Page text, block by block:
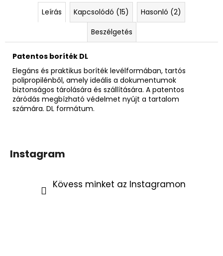
Leírás Kapcsolódó (15)
Hasonló (2)
Beszélgetés
Patentos boríték DL
Elegáns és praktikus boríték levélformában, tartós
polipropilénből, amely ideális a dokumentumok
biztonságos tárolására és szállítására. A patentos
záródás megbízható védelmet nyújt a tartalom
számára. DL formátum.
Instagram
Kövess minket az Instagramon